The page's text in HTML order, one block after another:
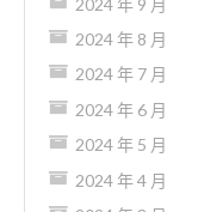
2024 年 8 月
2024 年 7 月
2024 年 6 月
2024 年 5 月
2024 年 4 月